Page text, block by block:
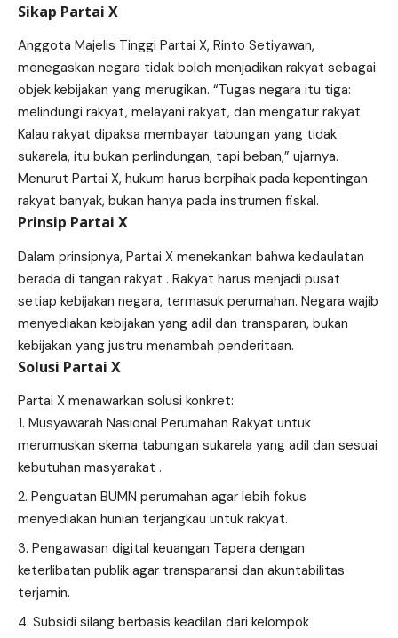
Sikap Partai X
Anggota Majelis Tinggi Partai X, Rinto Setiyawan,
menegaskan negara tidak boleh menjadikan rakyat sebagai
objek kebijakan yang merugikan. “Tugas negara itu tiga:
melindungi rakyat, melayani rakyat, dan mengatur rakyat.
Kalau rakyat dipaksa membayar tabungan yang tidak
sukarela, itu bukan perlindungan, tapi beban,” ujarnya.
Menurut Partai X, hukum harus berpihak pada kepentingan
rakyat banyak, bukan hanya pada instrumen fiskal.
Prinsip Partai X
Dalam prinsipnya, Partai X menekankan bahwa kedaulatan
berada di tangan rakyat . Rakyat harus menjadi pusat
setiap kebijakan negara, termasuk perumahan. Negara wajib
menyediakan kebijakan yang adil dan transparan, bukan
kebijakan yang justru menambah penderitaan.
Solusi Partai X
Partai X menawarkan solusi konkret:
Musyawarah Nasional Perumahan Rakyat untuk
merumuskan skema tabungan sukarela yang adil dan sesuai
kebutuhan masyarakat .
Penguatan BUMN perumahan agar lebih fokus
menyediakan hunian terjangkau untuk rakyat.
Pengawasan digital keuangan Tapera dengan
keterlibatan publik agar transparansi dan akuntabilitas
terjamin.
Subsidi silang berbasis keadilan dari kelompok